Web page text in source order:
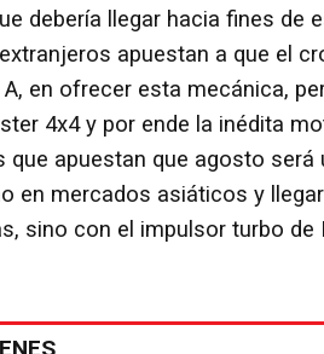
debería llegar hacia fines de
apuestan a que el
en ofrecer esta mecánica,
4x4 y por ende la inédita
que apuestan que agosto
en mercados asiáticos y
sino con el impulsor turbo